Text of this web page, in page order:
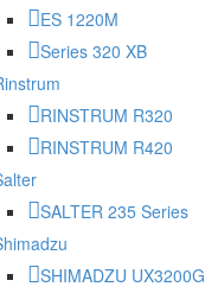
ES 1220M
Series 320 XB
RINSTRUM R320
RINSTRUM R420
SALTER 235 Series
SHIMADZU UX3200G